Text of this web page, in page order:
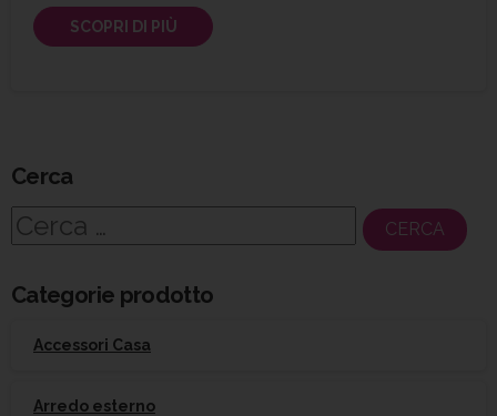
SCOPRI DI PIÙ
Cerca
Ricerca
Categorie prodotto
Accessori Casa
Arredo esterno